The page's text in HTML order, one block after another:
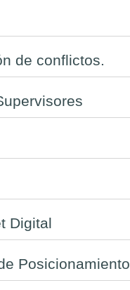
de conflictos.
Digital
Posicionamiento